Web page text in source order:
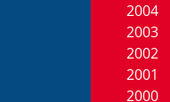
2004
2003
2002
2001
2000